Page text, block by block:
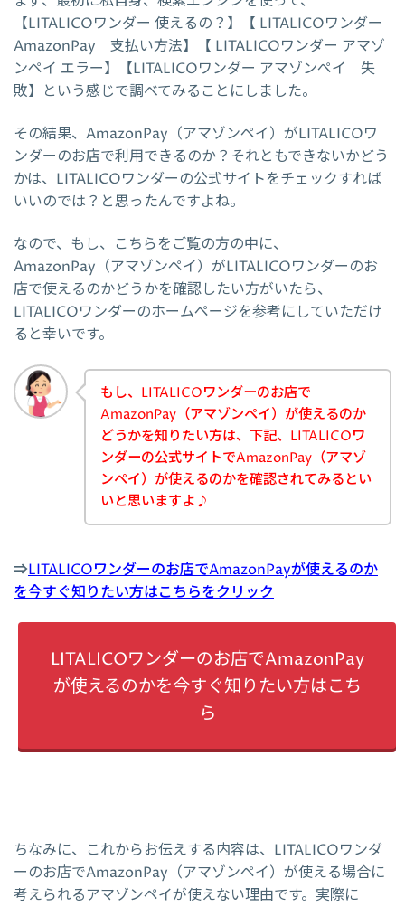
【LITALICOワンダー 使えるの？】【 LITALICOワンダー
AmazonPay 支払い方法】【 LITALICOワンダー アマゾ
ンペイ エラー】【LITALICOワンダー アマゾンペイ 失
敗】という感じで調べてみることにしました。
その結果、AmazonPay（アマゾンペイ）がLITALICOワ
ンダーのお店で利用できるのか？それともできないかどう
かは、LITALICOワンダーの公式サイトをチェックすれば
いいのでは？と思ったんですよね。
なので、もし、こちらをご覧の方の中に、
AmazonPay（アマゾンペイ）がLITALICOワンダーのお
店で使えるのかどうかを確認したい方がいたら、
LITALICOワンダーのホームページを参考にしていただけ
ると幸いです。
もし、LITALICOワンダーのお店で
AmazonPay（アマゾンペイ）が使えるのか
どうかを知りたい方は、下記、LITALICOワ
ンダーの公式サイトでAmazonPay（アマゾ
ンペイ）が使えるのかを確認されてみるとい
いと思いますよ♪
⇒LITALICOワンダーのお店でAmazonPayが使えるのか
を今すぐ知りたい方はこちらをクリック
LITALICOワンダーのお店でAmazonPay
が使えるのかを今すぐ知りたい方はこち
ら
ちなみに、これからお伝えする内容は、LITALICOワンダ
ーのお店でAmazonPay（アマゾンペイ）が使える場合に
考えられるアマゾンペイが使えない理由です。実際に